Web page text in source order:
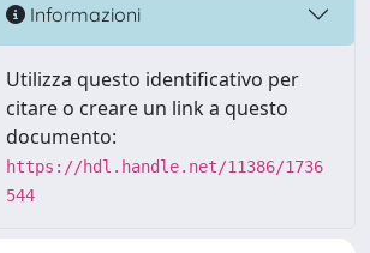
Informazioni
Utilizza questo identificativo per
citare o creare un link a questo
documento:
https://hdl.handle.net/11386/1736
544